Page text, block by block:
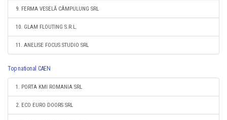
9. FERMA VESELĂ CÂMPULUNG SRL
10. GLAM FLOUTING S.R.L.
11. ANELISE FOCUS STUDIO SRL
Top national CAEN
1. PORTA KMI ROMANIA SRL
2. ECO EURO DOORS SRL